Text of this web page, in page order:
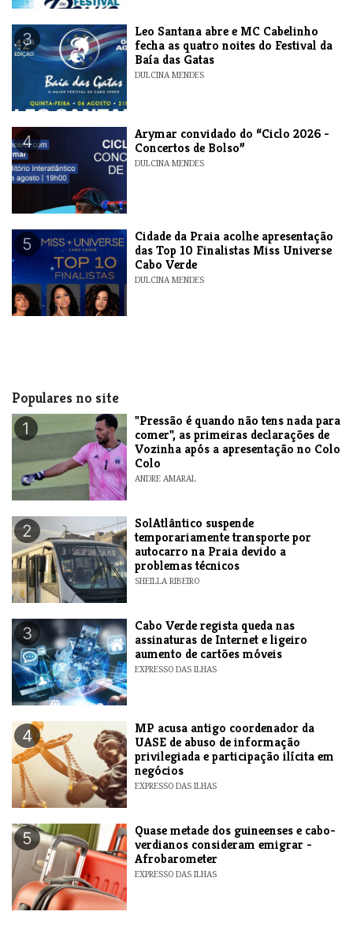
3
​Leo Santana abre e MC Cabelinho
fecha as quatro noites do Festival da
Baía das Gatas
DULCINA MENDES
4
​Arymar convidado do “Ciclo 2026 -
Concertos de Bolso”
DULCINA MENDES
5
​Cidade da Praia acolhe apresentação
das Top 10 Finalistas Miss Universe
Cabo Verde
DULCINA MENDES
Populares no site
1
"Pressão é quando não tens nada para
comer", as primeiras declarações de
Vozinha após a apresentação no Colo
Colo
ANDRE AMARAL
2
SolAtlântico suspende
temporariamente transporte por
autocarro na Praia devido a
problemas técnicos
SHEILLA RIBEIRO
3
Cabo Verde regista queda nas
assinaturas de Internet e ligeiro
aumento de cartões móveis
EXPRESSO DAS ILHAS
4
MP acusa antigo coordenador da
UASE de abuso de informação
privilegiada e participação ilícita em
negócios
EXPRESSO DAS ILHAS
5
Quase metade dos guineenses e cabo-
verdianos consideram emigrar -
Afrobarometer
EXPRESSO DAS ILHAS